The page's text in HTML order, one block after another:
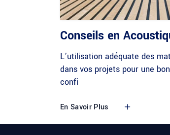
Conseils en
L’utilisation adéquate des
dans vos projets pour une
confi
En Savoir Plus